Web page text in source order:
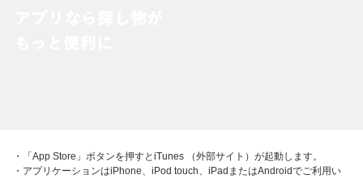
・「App Store」ボタンを押すとiTunes （外部サイト）が起動します。
・アプリケーションはiPhone、iPod touch、iPadまたはAndroidでご利用い